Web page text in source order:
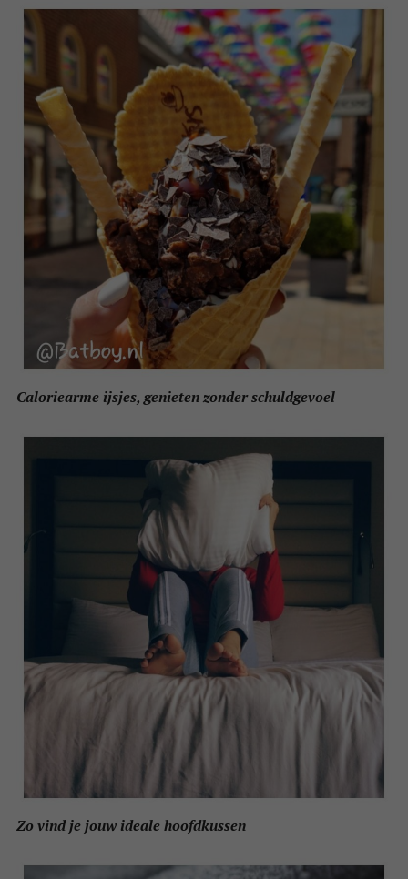
Caloriearme ijsjes, genieten zonder schuldgevoel
Zo vind je jouw ideale hoofdkussen